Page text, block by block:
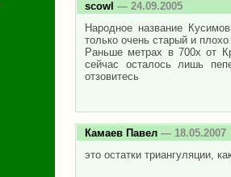
scowl — 24.09.2005
Народное название
только очень старый и
Раньше метрах в 700х от
сейчас осталось лишь
отзовитесь
Камаев Павел — 18.05.2007
это остатки триангуляции,